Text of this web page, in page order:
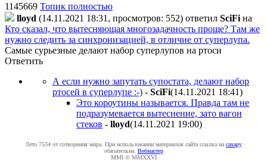
1145669 Топик полностью
lloyd (14.11.2021 18:31, просмотров: 552) ответил SciFi на
Кто сказал, что вытесняющая многозадачность проще? Там же
нужно следить за синхронизацией, в отличие от суперлупа.
Самые сурьезные делают набор суперлупов на ртоси
Ответить
А если нужно запутать супостата, делают набор
ртосей в суперлупе :-) - SciFi(14.11.2021 18:41)
Это короутины называется. Правда там не
подразумевается вытеснение, зато вагон
стеков - lloyd(14.11.2021 19:00)
Лето 7534 от сотворения мира. При использовании материалов сайта ссылка на caxapу
обязательна. Вебмастер
MMI © MMXXVI